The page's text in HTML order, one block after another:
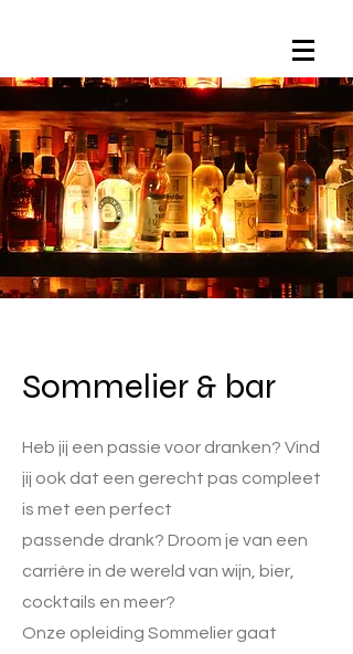
Sommelier & bar
Heb jij een passie voor dranken? Vind
jij ook dat een gerecht pas compleet
is met een perfect
passende drank? Droom je van een
carrière in de wereld van wijn, bier,
cocktails en meer?
Onze opleiding Sommelier gaat